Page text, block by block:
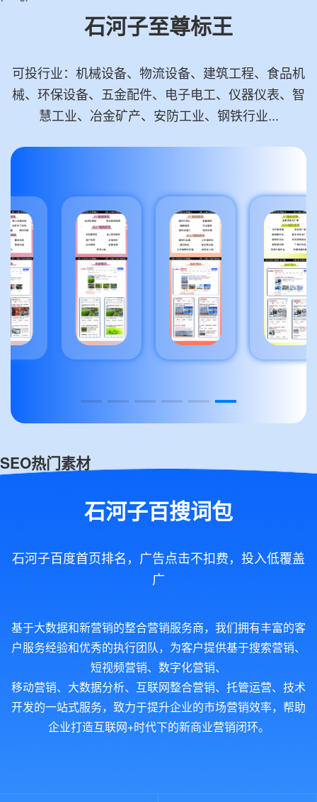
石河子至尊标王
可投行业：机械设备、物流设备、建筑工程、食品机
械、环保设备、五金配件、电子电工、仪器仪表、智
慧工业、冶金矿产、安防工业、钢铁行业...
SEO热门素材
石河子百搜词包
石河子百度首页排名，广告点击不扣费，投入低覆盖
广
基于大数据和新营销的整合营销服务商，我们拥有丰富的客
户服务经验和优秀的执行团队，为客户提供基于搜索营销、
短视频营销、数字化营销、
移动营销、大数据分析、互联网整合营销、托管运营、技术
开发的一站式服务，致力于提升企业的市场营销效率，帮助
企业打造互联网+时代下的新商业营销闭环。